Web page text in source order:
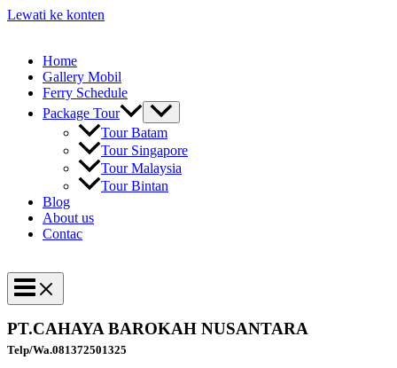
Lewati ke konten
Home
Gallery Mobil
Ferry Schedule
Package Tour
Tour Batam
Tour Singapore
Tour Malaysia
Tour Bintan
Blog
About us
Contac
PT.CAHAYA BAROKAH NUSANTARA
Telp/Wa.081372501325